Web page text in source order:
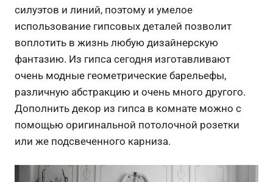
силуэтов и линий, поэтому и умелое
использование гипсовых деталей позволит
воплотить в жизнь любую дизайнерскую
фантазию. Из гипса сегодня изготавливают
очень модные геометрические барельефы,
различную абстракцию и очень много другого.
Дополнить декор из гипса в комнате можно с
помощью оригинальной потолочной розетки
или же подсвеченного карниза.